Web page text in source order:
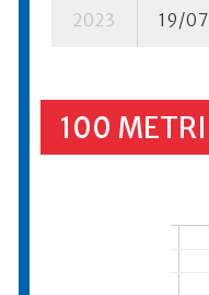
2023 19/07
100 METRI